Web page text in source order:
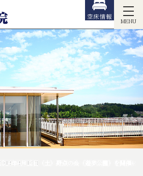
MENU
空床情報
2014年4月12日（土）野点の会（遊歩公園）を開催い